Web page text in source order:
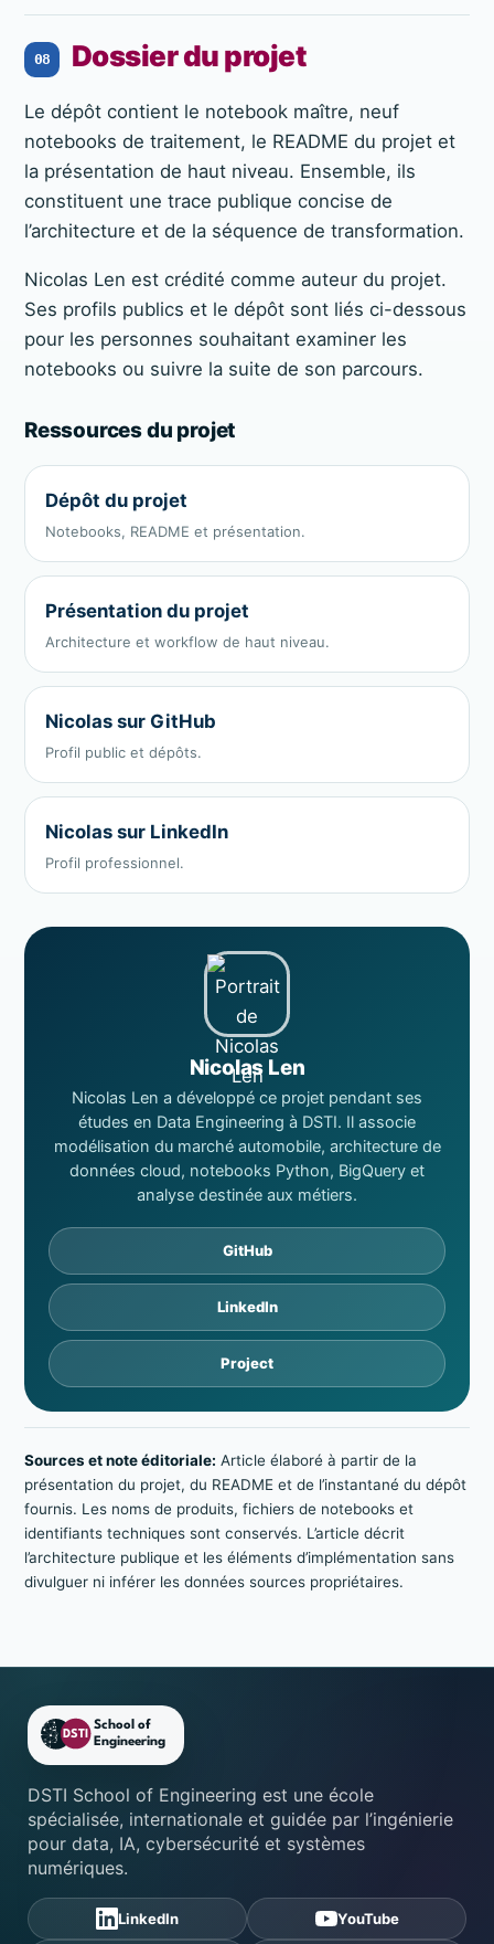
08 Dossier du projet
Le dépôt contient le notebook maître, neuf
notebooks de traitement, le README du projet et
la présentation de haut niveau. Ensemble, ils
constituent une trace publique concise de
l’architecture et de la séquence de transformation.
Nicolas Len est crédité comme auteur du projet.
Ses profils publics et le dépôt sont liés ci-dessous
pour les personnes souhaitant examiner les
notebooks ou suivre la suite de son parcours.
Ressources du projet
Dépôt du projet
Notebooks, README et présentation.
Présentation du projet
Architecture et workflow de haut niveau.
Nicolas sur GitHub
Profil public et dépôts.
Nicolas sur LinkedIn
Profil professionnel.
Nicolas Len
Nicolas Len a développé ce projet pendant ses
études en Data Engineering à DSTI. Il associe
modélisation du marché automobile, architecture de
données cloud, notebooks Python, BigQuery et
analyse destinée aux métiers.
GitHub
LinkedIn
Project
Sources et note éditoriale: Article élaboré à partir de la
présentation du projet, du README et de l’instantané du dépôt
fournis. Les noms de produits, fichiers de notebooks et
identifiants techniques sont conservés. L’article décrit
l’architecture publique et les éléments d’implémentation sans
divulguer ni inférer les données sources propriétaires.
Footer DSTI School of
DSTI School of Engineering est une école
spécialisée, internationale et guidée par l’ingénierie
pour data, IA, cybersécurité et systèmes
numériques.
LinkedIn YouTube